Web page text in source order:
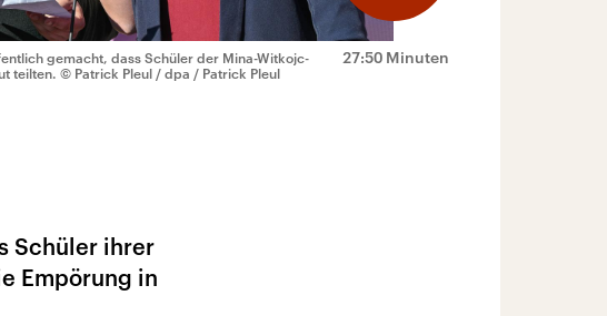
27:50 Minuten
gemacht, dass Schüler der Mina-Witkojc-
teilten. © Patrick Pleul / dpa / Patrick Pleul
Schüler ihrer
Empörung in